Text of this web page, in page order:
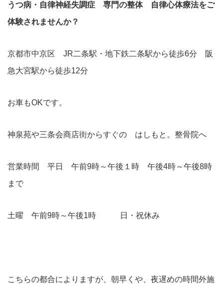
うつ病・自律神経失調症 専門の整体 自律心体療法をご
体験されませんか？
京都市中京区 JR二条駅・地下鉄二条駅から徒歩6分 阪
急大宮駅から徒歩12分
お車もOKです。
神泉苑や三条会商店街からすぐの はしもと。整骨院へ
営業時間 平日 午前9時～午後１時 午後4時～午後8時
まで
土曜 午前9時～午後1時 日・祝休み
こちらの都合によりますが、朝早くや、夜遅めの時間外施